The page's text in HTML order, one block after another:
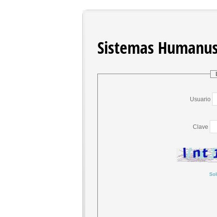
Sistemas
Usuario
Clave